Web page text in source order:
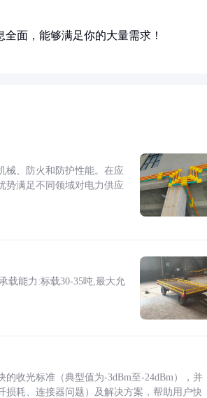
面，能够满足你的大量需求！
械、防火和防护性能。在应
势满足不同领域对电力供应
载能力:标载30-35吨,最大允
收光标准（典型值为-3dBm至-24dBm），并
损耗、连接器问题）及解决方案，帮助用户快